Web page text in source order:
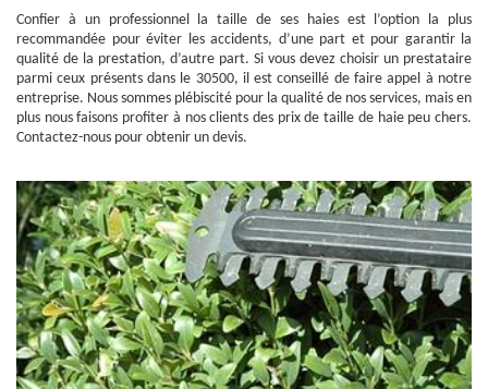
Confier à un professionnel la taille de ses haies est l’option la plus
recommandée pour éviter les accidents, d’une part et pour garantir la
qualité de la prestation, d’autre part. Si vous devez choisir un prestataire
parmi ceux présents dans le 30500, il est conseillé de faire appel à notre
entreprise. Nous sommes plébiscité pour la qualité de nos services, mais en
plus nous faisons profiter à nos clients des prix de taille de haie peu chers.
Contactez-nous pour obtenir un devis.